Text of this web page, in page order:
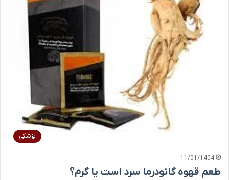
پزشکی
11/01/1404
طعم قهوه گانودرما سرد است یا گرم؟